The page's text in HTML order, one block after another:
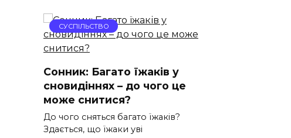
СУСПІЛЬСТВО
Сонник: Багато їжаків у
сновидіннях – до чого це
може снитися?
До чого сняться багато їжаків?
Здається, що їжаки уві